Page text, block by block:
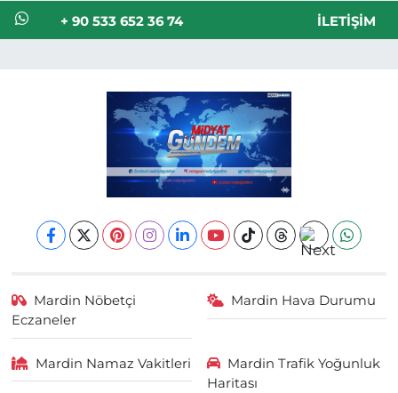
+ 90 533 652 36 74 İLETIŞIM
Mardin Nöbetçi
Eczaneler
Mardin Hava Durumu
Mardin Namaz Vakitleri
Mardin Trafik Yoğunluk
Haritası